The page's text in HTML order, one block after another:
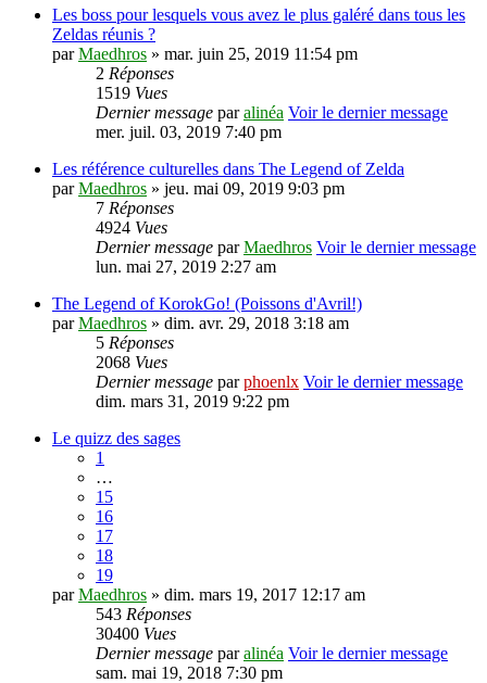
Les boss pour lesquels vous avez le plus galéré dans tous les
Zeldas réunis ?
parMaedhros » mar. juin 25, 2019 11:54 pm
2 Réponses
1519 Vues
Dernier message paralinéa Voir le dernier message
mer. juil. 03, 2019 7:40 pm
Les référence culturelles dans The Legend of Zelda
parMaedhros » jeu. mai 09, 2019 9:03 pm
7 Réponses
4924 Vues
Dernier message parMaedhros Voir le dernier message
lun. mai 27, 2019 2:27 am
The Legend of KorokGo! (Poissons d'Avril!)
parMaedhros » dim. avr. 29, 2018 3:18 am
5 Réponses
2068 Vues
Dernier message parphoenlx Voir le dernier message
dim. mars 31, 2019 9:22 pm
Le quizz des sages
1
…
15
16
17
18
19
parMaedhros » dim. mars 19, 2017 12:17 am
543 Réponses
30400 Vues
Dernier message paralinéa Voir le dernier message
sam. mai 19, 2018 7:30 pm